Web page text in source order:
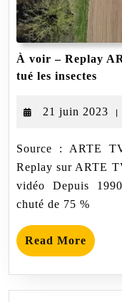
À voir – Replay
tué les insectes
a
21 juin 2023
21
|
Source : ARTE TV Un reportage à redécouvrir en
Replay sur ARTE
vidéo Depuis
chuté de 75 %
Read More Read
More